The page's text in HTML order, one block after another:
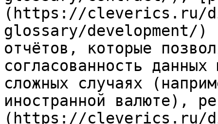
(https://cleverics.ru/
glossary/development/)
отчётов, которые
согласованность
сложных случаях
иностранной валюте),
(https://cleverics.ru/